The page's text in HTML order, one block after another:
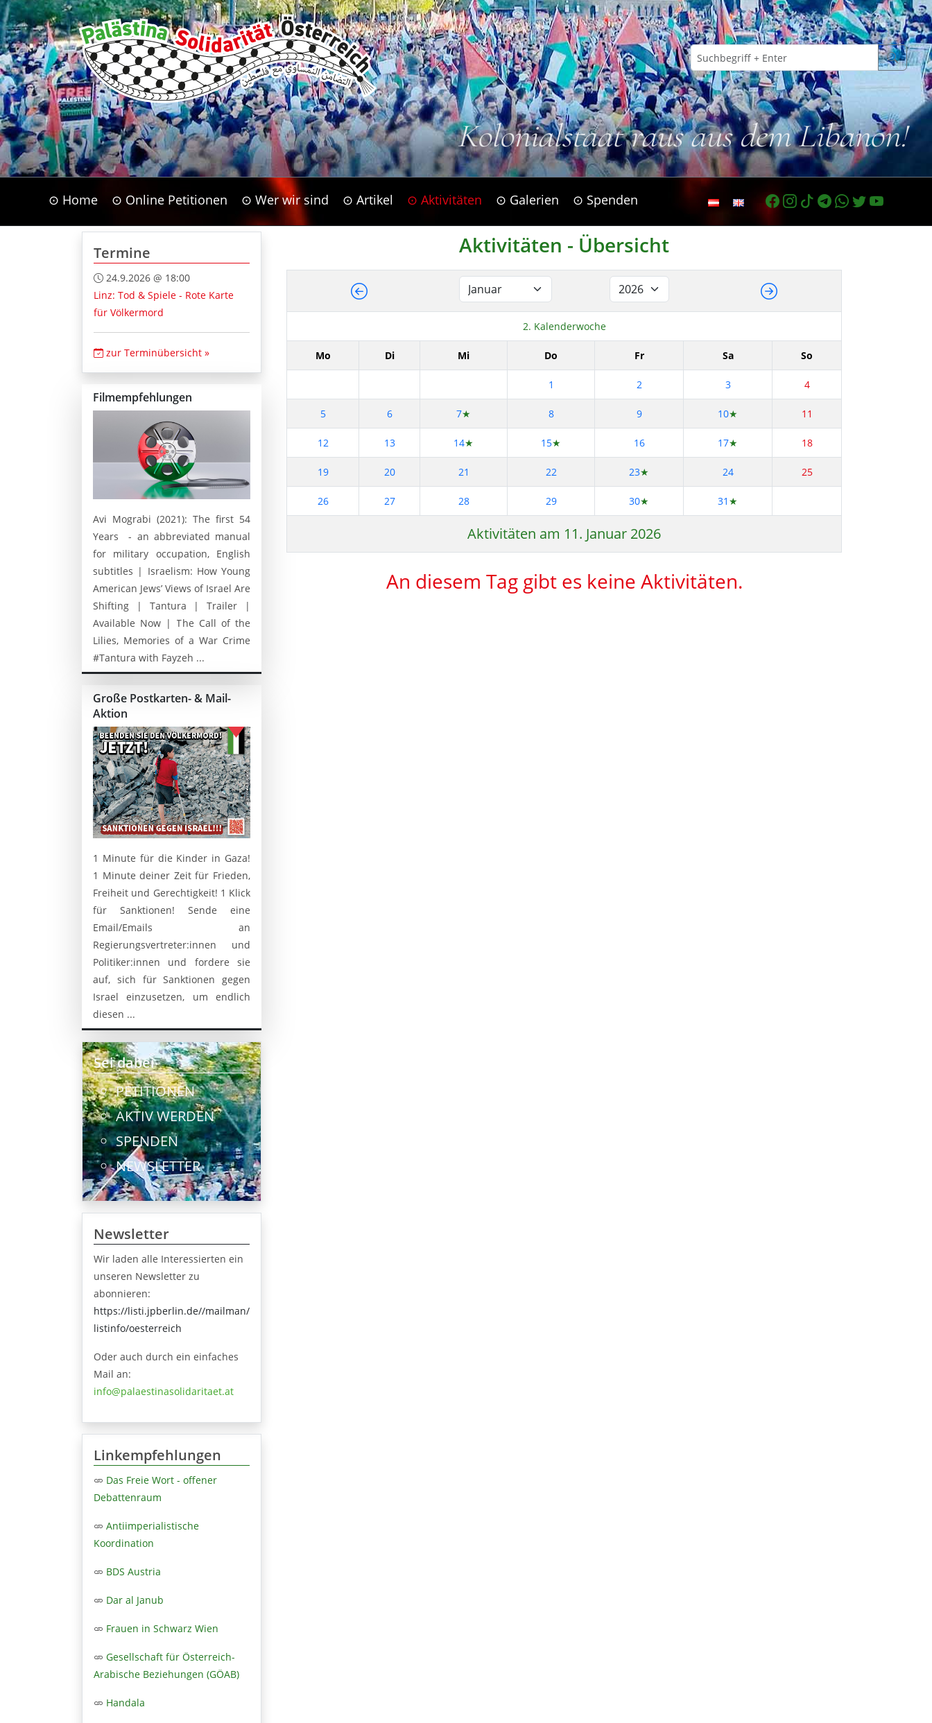
Kolonialstaat raus aus dem Libanon!
⊙ Home ⊙ Online Petitionen ⊙ Wer wir sind ⊙ Artikel ⊙ Aktivitäten ⊙ Galerien ⊙ Spenden
Termine
24.9.2026 @ 18:00
Linz: Tod & Spiele - Rote Karte
für Völkermord
zur Terminübersicht »
Filmempfehlungen
Avi Mograbi (2021): The first 54
Years - an abbreviated manual
for military occupation, English
subtitles | Israelism: How Young
American Jews’ Views of Israel Are
Shifting | Tantura | Trailer |
Available Now | The Call of the
Lilies, Memories of a War Crime
#Tantura with Fayzeh ...
Große Postkarten- & Mail-
Aktion
1 Minute für die Kinder in Gaza!
1 Minute deiner Zeit für Frieden,
Freiheit und Gerechtigkeit! 1 Klick
für Sanktionen! Sende eine
Email/Emails an
Regierungsvertreter:innen und
Politiker:innen und fordere sie
auf, sich für Sanktionen gegen
Israel einzusetzen, um endlich
diesen ...
Sei dabei
PETITIONEN
AKTIV WERDEN
SPENDEN
NEWSLETTER
Newsletter
Wir laden alle Interessierten ein
unseren Newsletter zu
abonnieren:
https://listi.jpberlin.de//mailman/
listinfo/oesterreich
Oder auch durch ein einfaches
Mail an:
info@palaestinasolidaritaet.at
Linkempfehlungen
Das Freie Wort - offener
Debattenraum
Antiimperialistische
Koordination
BDS Austria
Dar al Janub
Frauen in Schwarz Wien
Gesellschaft für Österreich-
Arabische Beziehungen (GÖAB)
Handala
Aktivitäten - Übersicht
2. Kalenderwoche
Mo Di Mi Do Fr Sa So
1 2 3 4
5 6 7★ 8 9 10★ 11
12 13 14★ 15★ 16 17★ 18
19 20 21 22 23★ 24 25
26 27 28 29 30★ 31 ★
Aktivitäten am 11. Januar 2026
An diesem Tag gibt es keine Aktivitäten.